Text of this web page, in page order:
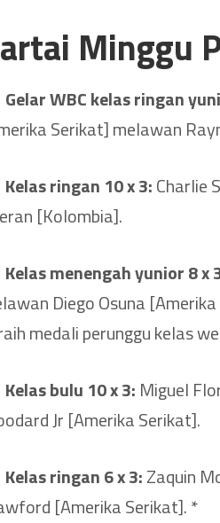
Minggu
Gelar WBC kelas ringan
Serikat] melawan
Kelas ringan 10 x 3:Charlie
[Kolombia].
Kelas menengah yunior 8 x
Diego Osuna
medali perunggu kelas
Kelas bulu 10 x 3: Miguel
Jr [Amerika Serikat].
Kelas ringan 6 x 3:Zaquin
[Amerika Serikat]. *